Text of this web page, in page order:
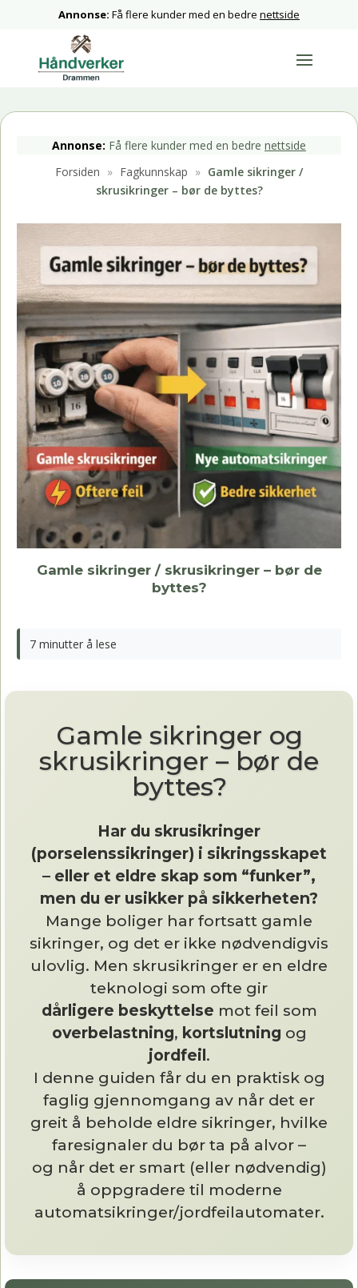
Annonse: Få flere kunder med en bedre nettside
Annonse: Få flere kunder med en bedre nettside
Forsiden » Fagkunnskap » Gamle sikringer /
skrusikringer – bør de byttes?
Gamle sikringer / skrusikringer – bør de
byttes?
7 minutter å lese
Gamle sikringer og
skrusikringer – bør de
byttes?
Har du skrusikringer
(porselenssikringer) i sikringsskapet
– eller et eldre skap som “funker”,
men du er usikker på sikkerheten?
Mange boliger har fortsatt gamle
sikringer, og det er ikke nødvendigvis
ulovlig. Men skrusikringer er en eldre
teknologi som ofte gir
dårligere beskyttelse mot feil som
overbelastning, kortslutning og
jordfeil.
I denne guiden får du en praktisk og
faglig gjennomgang av når det er
greit å beholde eldre sikringer, hvilke
faresignaler du bør ta på alvor –
og når det er smart (eller nødvendig)
å oppgradere til moderne
automatsikringer/jordfeilautomater.